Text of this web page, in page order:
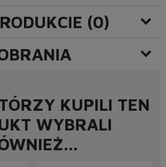
(0)
KUPILI TEN
WYBRALI